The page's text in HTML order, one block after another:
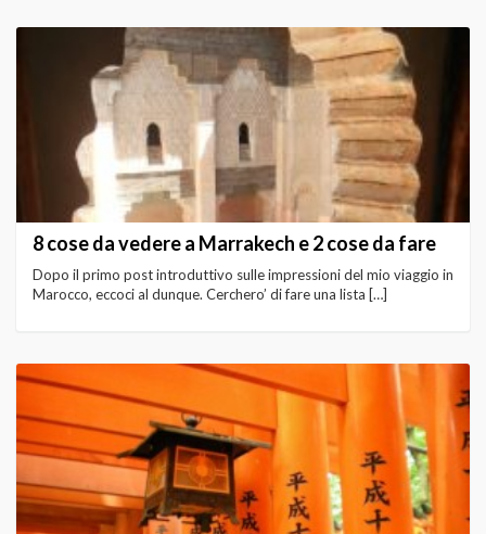
8 cose da vedere a Marrakech e 2 cose da fare
Dopo il primo post introduttivo sulle impressioni del mio viaggio in
Marocco, eccoci al dunque. Cerchero’ di fare una lista […]